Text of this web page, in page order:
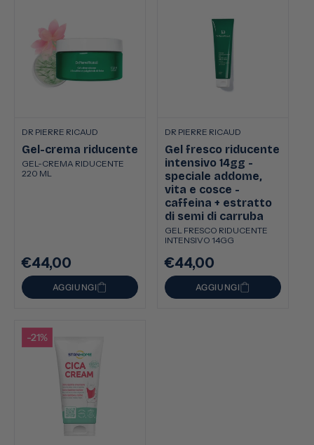
DR PIERRE RICAUD
Gel-crema riducente
GEL-CREMA RIDUCENTE
220 ML
Prezzo
di
listino
€44,00
AGGIUNGI
DR PIERRE RICAUD
Gel fresco riducente
intensivo 14gg -
speciale addome,
vita e cosce -
caffeina + estratto
di semi di carruba
GEL FRESCO RIDUCENTE
INTENSIVO 14GG
Prezzo
di
listino
€44,00
AGGIUNGI
-21%